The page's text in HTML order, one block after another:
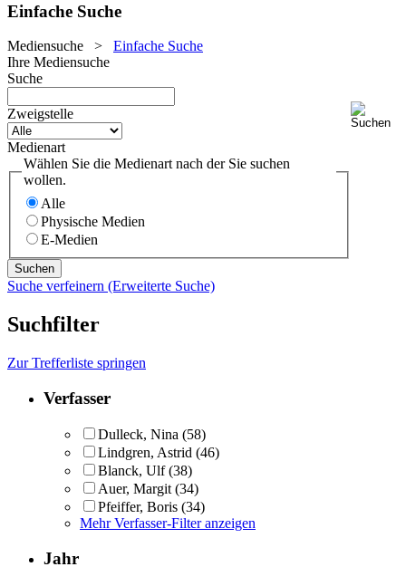
Einfache Suche
Mediensuche > Einfache Suche
Ihre Mediensuche
Suche
Zweigstelle
Medienart
Wählen Sie die Medienart nach der Sie suchen
wollen.
Alle
Physische Medien
E-Medien
Suche verfeinern (Erweiterte Suche)
Suchfilter
Zur Trefferliste springen
Verfasser
Dulleck, Nina (58)
Lindgren, Astrid (46)
Blanck, Ulf (38)
Auer, Margit (34)
Pfeiffer, Boris (34)
Mehr Verfasser-Filter anzeigen
Jahr